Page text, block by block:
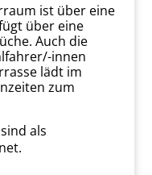
ist über eine
über eine
Auch die
innen
lädt im
zum
als